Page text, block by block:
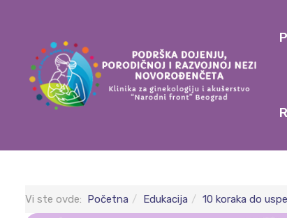
Vi ste ovde: Početna Edukacija 10 koraka do